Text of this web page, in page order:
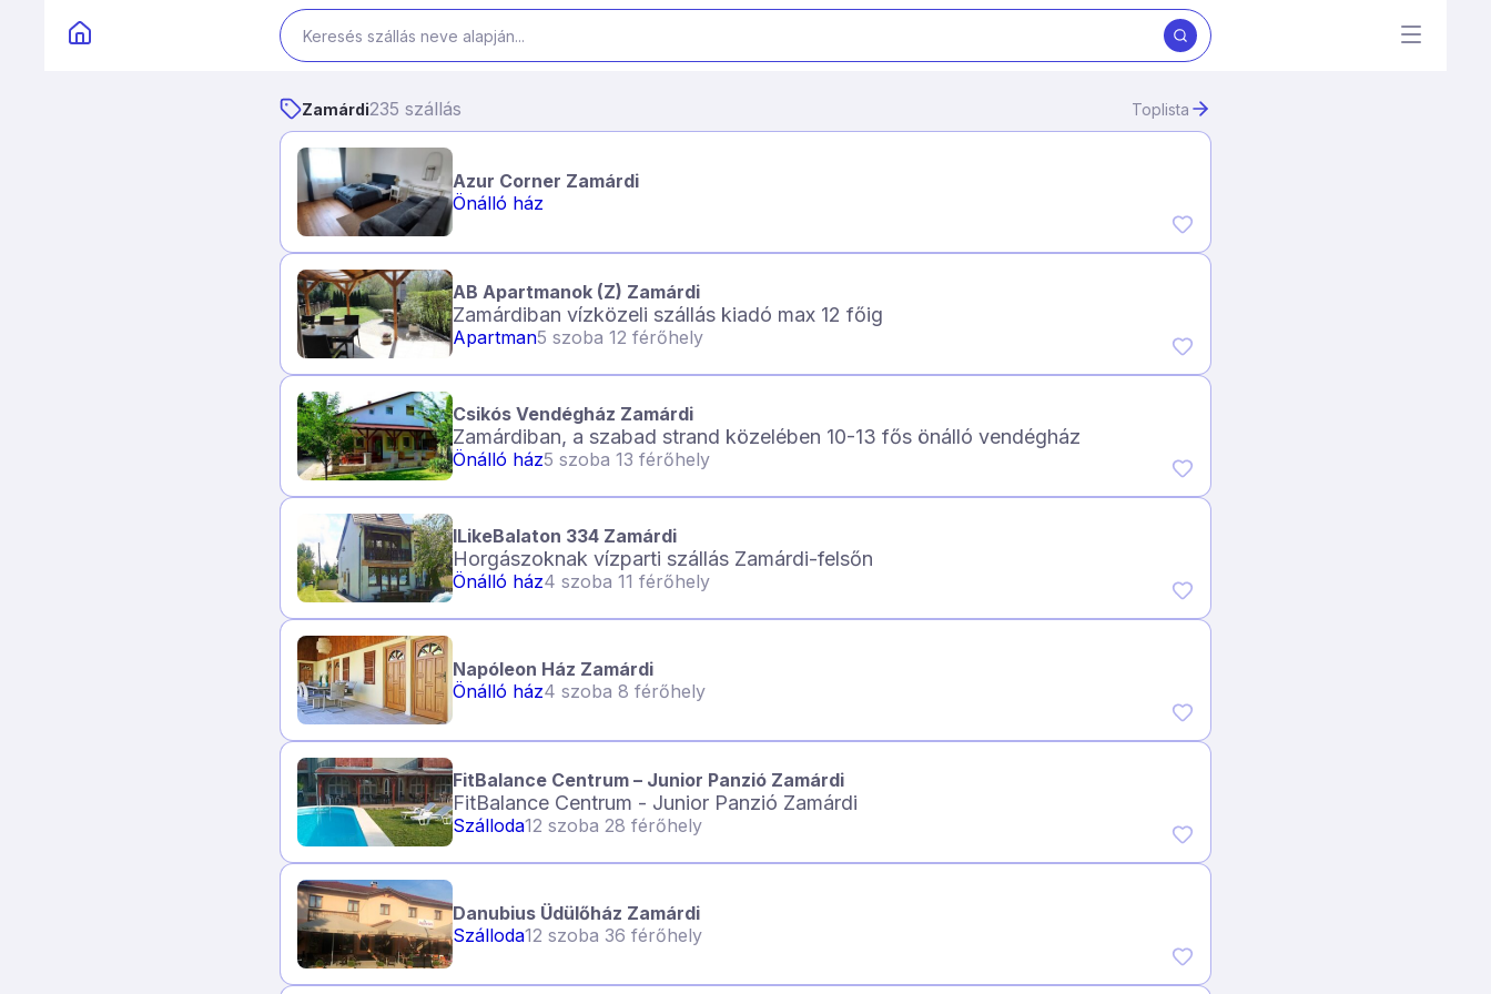
Zamárdi235 szállás Toplista
Azur Corner Zamárdi
Önálló ház
AB Apartmanok (Z) Zamárdi
Zamárdiban vízközeli szállás kiadó max 12 főig
Apartman5 szoba 12 férőhely
Csikós Vendégház Zamárdi
Zamárdiban, a szabad strand közelében 10-13 fős önálló vendégház
Önálló ház5 szoba 13 férőhely
ILikeBalaton 334 Zamárdi
Horgászoknak vízparti szállás Zamárdi-felsőn
Önálló ház4 szoba 11 férőhely
Napóleon Ház Zamárdi
Önálló ház4 szoba 8 férőhely
FitBalance Centrum – Junior Panzió Zamárdi
FitBalance Centrum - Junior Panzió Zamárdi
Szálloda12 szoba 28 férőhely
Danubius Üdülőház Zamárdi
Szálloda12 szoba 36 férőhely